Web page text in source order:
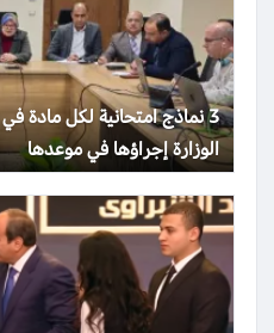
3 نماذج امتحانية لكل مادة
الوزارة إجراؤها في موعدها